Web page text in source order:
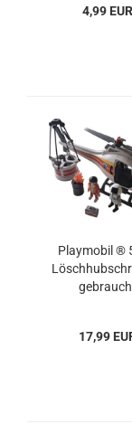
4,99 EUR
Playmobil ®
17,99